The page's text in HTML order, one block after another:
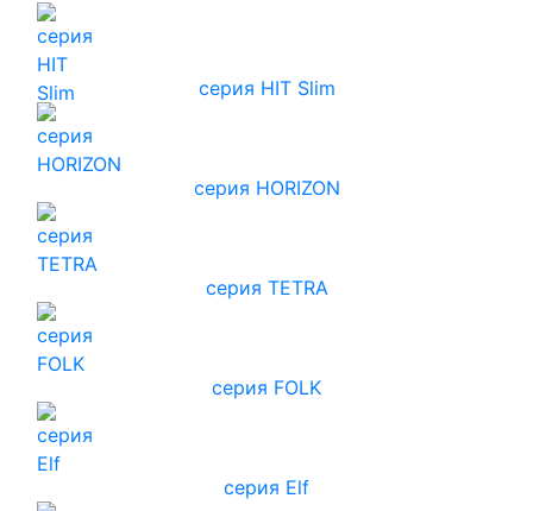
серия HIT Slim
серия HORIZON
серия TETRA
серия FOLK
серия Elf